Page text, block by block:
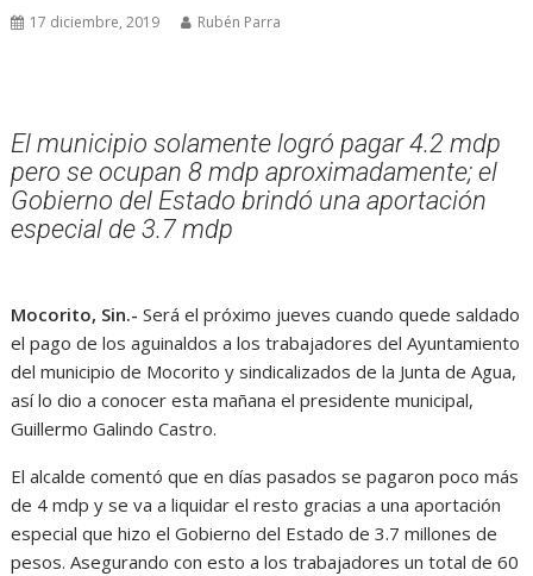
17 diciembre, 2019 Rubén Parra
El municipio solamente logró pagar 4.2 mdp
pero se ocupan 8 mdp aproximadamente; el
Gobierno del Estado brindó una aportación
especial de 3.7 mdp
Mocorito, Sin.- Será el próximo jueves cuando quede saldado
el pago de los aguinaldos a los trabajadores del Ayuntamiento
del municipio de Mocorito y sindicalizados de la Junta de Agua,
así lo dio a conocer esta mañana el presidente municipal,
Guillermo Galindo Castro.
El alcalde comentó que en días pasados se pagaron poco más
de 4 mdp y se va a liquidar el resto gracias a una aportación
especial que hizo el Gobierno del Estado de 3.7 millones de
pesos. Asegurando con esto a los trabajadores un total de 60